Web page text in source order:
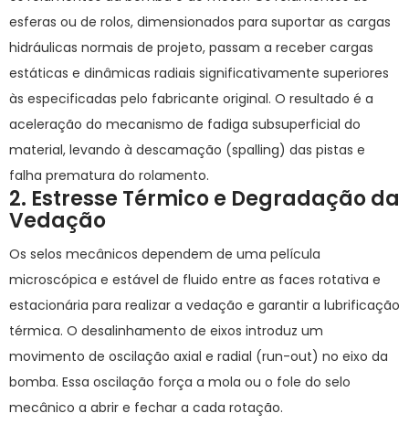
esferas ou de rolos, dimensionados para suportar as cargas
hidráulicas normais de projeto, passam a receber cargas
estáticas e dinâmicas radiais significativamente superiores
às especificadas pelo fabricante original. O resultado é a
aceleração do mecanismo de fadiga subsuperficial do
material, levando à descamação (spalling) das pistas e
falha prematura do rolamento.
2. Estresse Térmico e Degradação da
Vedação
Os selos mecânicos dependem de uma película
microscópica e estável de fluido entre as faces rotativa e
estacionária para realizar a vedação e garantir a lubrificação
térmica. O desalinhamento de eixos introduz um
movimento de oscilação axial e radial (run-out) no eixo da
bomba. Essa oscilação força a mola ou o fole do selo
mecânico a abrir e fechar a cada rotação.